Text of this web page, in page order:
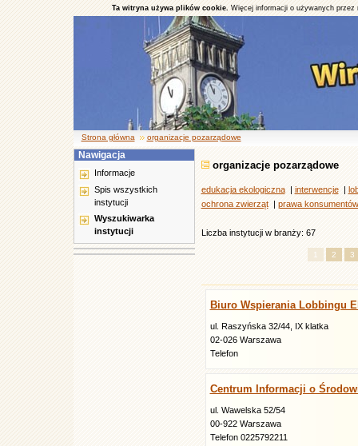
Ta witryna używa plików cookie. Więcej informacji o używanych
Strona główna organizacje pozarządowe
Nawigacja
Informacje
Spis wszystkich
instytucji
Wyszukiwarka
instytucji
organizacje pozarządowe
edukacja ekologiczna| interwencje|
ochrona zwierząt| prawa konsumentów
Liczba instytucji w branży: 67
1 2 3
Biuro Wspierania Lobbingu
ul. Raszyńska 32/44, IX klatka
02-026 Warszawa
Telefon
Centrum Informacji o
ul. Wawelska 52/54
00-922 Warszawa
Telefon 0225792211